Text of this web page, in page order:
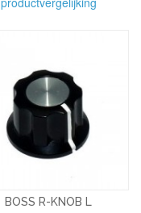
BOSS R-KNOB L